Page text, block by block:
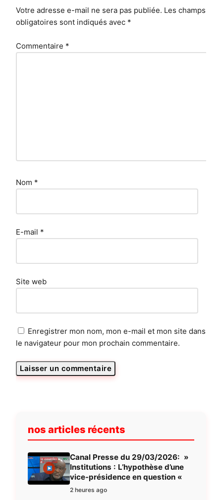
Votre adresse e-mail ne sera pas publiée. Les champs
obligatoires sont indiqués avec *
Commentaire *
Nom *
E-mail *
Site web
Enregistrer mon nom, mon e-mail et mon site dans
le navigateur pour mon prochain commentaire.
nos articles récents
Canal Presse du 29/03/2026: »
Institutions : L’hypothèse d’une
vice-présidence en question «
2 heures ago